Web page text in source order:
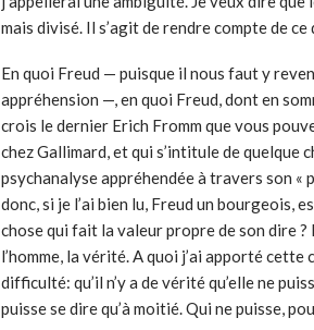
mais divisé. Il s’agit de rendre compte de
En quoi Freud — puisque il nous faut y
appréhension —, en quoi Freud, dont en
crois le dernier Erich Fromm que vous
chez Gallimard, et qui s’intitule de quelque
psychanalyse appréhendée à travers son «
donc, si je l’ai bien lu, Freud un
chose qui fait la valeur propre de son dire ?
l’homme, la vérité. A quoi j’ai apporté cette
difficulté: qu’il n’y a de vérité qu’elle ne
puisse se dire qu’à moitié. Qui ne puisse,